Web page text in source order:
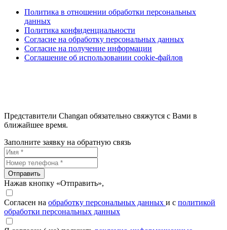
Политика в отношении обработки персональных
данных
Политика конфиденциальности
Согласие на обработку персональных данных
Согласие на получение информации
Соглашение об использовании cookie-файлов
Представители Changan обязательно свяжутся с Вами в
ближайшее время.
Заполните заявку на обратную связь
Отправить
Нажав кнопку «Отправить»,
Согласен на обработку персональных данных и с политикой
обработки персональных данных